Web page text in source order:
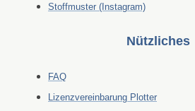
Stoffmuster (Instagram)
Nützliches
FAQ
Lizenzvereinbarung Plotter